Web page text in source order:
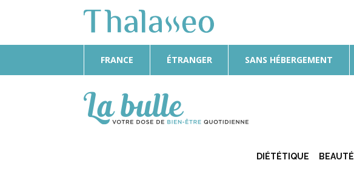
FRANCE ÉTRANGER SANS HÉBERGEMENT
Bulle
DIÉTÉTIQUE BEAUTÉ